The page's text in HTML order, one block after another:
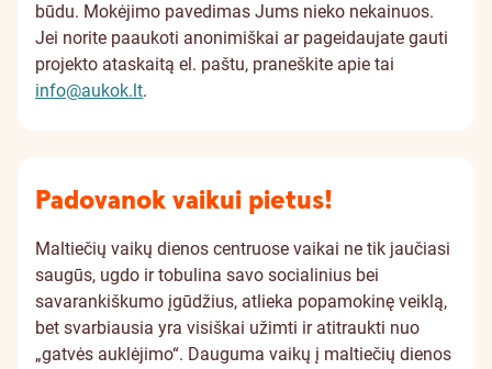
būdu. Mokėjimo pavedimas Jums nieko nekainuos.
Jei norite paaukoti anonimiškai ar pageidaujate gauti
projekto ataskaitą el. paštu, praneškite apie tai
info@aukok.lt.
Padovanok vaikui pietus!
Maltiečių vaikų dienos centruose vaikai ne tik jaučiasi
saugūs, ugdo ir tobulina savo socialinius bei
savarankiškumo įgūdžius, atlieka popamokinę veiklą,
bet svarbiausia yra visiškai užimti ir atitraukti nuo
„gatvės auklėjimo“. Dauguma vaikų į maltiečių dienos